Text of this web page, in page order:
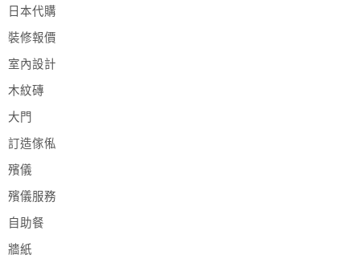
日本代購
裝修報價
室內設計
木紋磚
大門
訂造傢俬
殯儀
殯儀服務
自助餐
牆紙